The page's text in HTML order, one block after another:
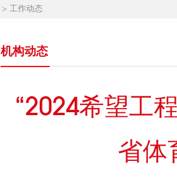
> 工作动态
机构动态
“2024希望工
省体